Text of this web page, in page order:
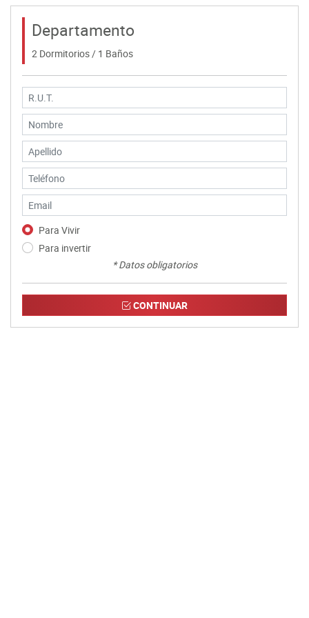
Departamento
2 Dormitorios / 1 Baños
Para Vivir
Para invertir
* Datos obligatorios
CONTINUAR